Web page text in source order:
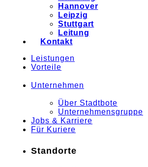
Hannover
Leipzig
Stuttgart
Leitung
Kontakt
Leistungen
Vorteile
Unternehmen
Über Stadtbote
Unternehmensgruppe
Jobs & Karriere
Für Kuriere
Standorte